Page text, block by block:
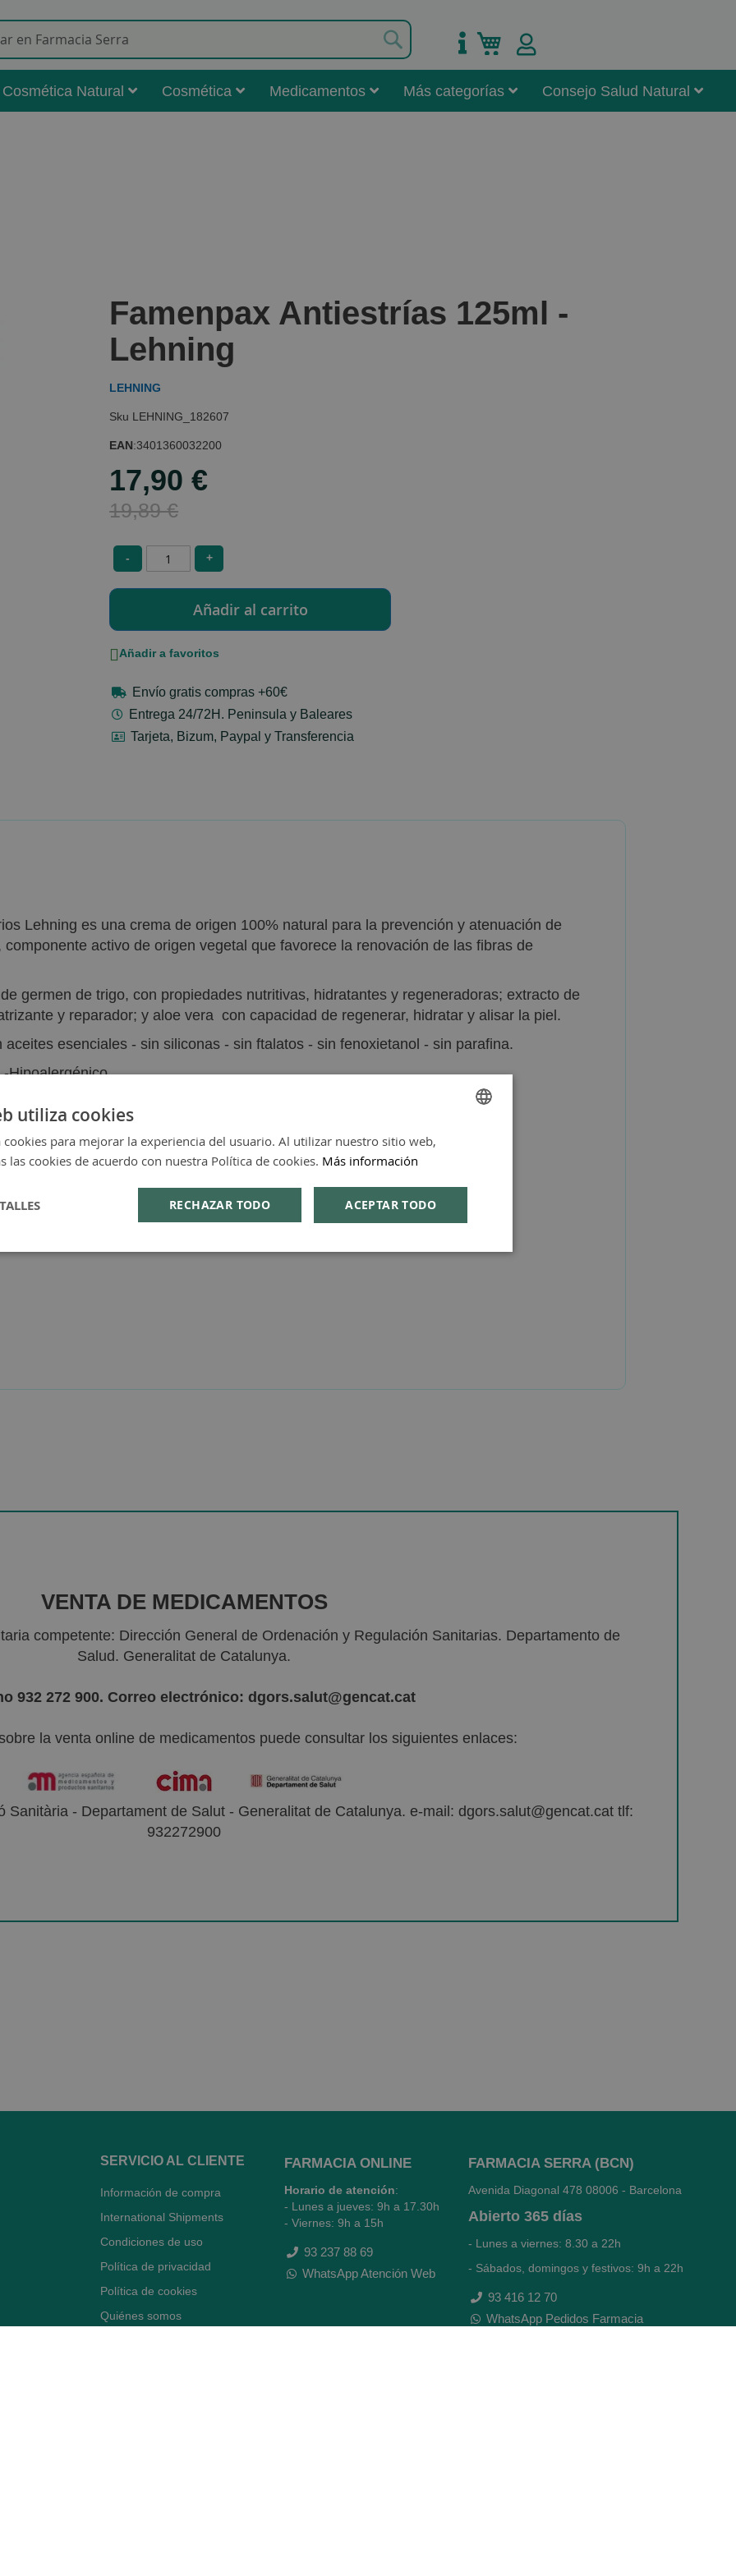
Mi carrito
Cosmética Natural Cosmética Medicamentos Más categorías Consejo Salud Natural
Famenpax Antiestrías 125ml -
Lehning
LEHNING
LEHNING_182607
EAN:3401360032200
Special
Price
17,90 €
19,89 €
- +
Añadir a favoritos
Envío gratis compras +60€
Entrega 24/72H. Peninsula y Baleares
Tarjeta, Bizum, Paypal y Transferencia
Lehning es una crema de origen 100% natural para la prevención y atenuación de
componente activo de origen vegetal que favorece la renovación de las fibras de
germen de trigo, con propiedades nutritivas, hidratantes y regeneradoras; extracto de
y reparador; y aloe vera con capacidad de regenerar, hidratar y alisar la piel.
esenciales - sin siliconas - sin ftalatos - sin fenoxietanol - sin parafina.
Hipoalergénico.
VENTA DE MEDICAMENTOS
competente: Dirección General de Ordenación y Regulación Sanitarias. Departamento de
Salud. Generalitat de Catalunya.
932 272 900. Correo electrónico: dgors.salut@gencat.cat
la venta online de medicamentos puede consultar los siguientes enlaces:
Sanitària - Departament de Salut - Generalitat de Catalunya. e-mail: dgors.salut@gencat.cat tlf:
932272900
SERVICIO AL CLIENTE
Información de compra
International Shipments
Condiciones de uso
Política de privacidad
Política de cookies
Quiénes somos
FARMACIA ONLINE
Horario de atención:
- Lunes a jueves: 9h a 17.30h
- Viernes: 9h a 15h
93 237 88 69
WhatsApp Atención Web
FARMACIA SERRA (BCN)
Avenida Diagonal 478 08006 - Barcelona
Abierto 365 días
- Lunes a viernes: 8.30 a 22h
- Sábados, domingos y festivos: 9h a 22h
93 416 12 70
WhatsApp Pedidos Farmacia
utiliza cookies
cookies para mejorar la experiencia del usuario. Al utilizar nuestro sitio web,
las cookies de acuerdo con nuestra Política de cookies. Más información
ACEPTAR TODO
RECHAZAR TODO